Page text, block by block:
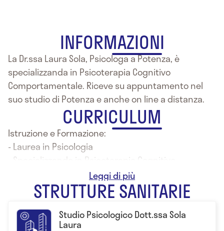
INFORMAZIONI
La Dr.ssa Laura Sola, Psicologa a Potenza, è
specializzanda in Psicoterapia Cognitivo
Comportamentale. Riceve su appuntamento nel
suo studio di Potenza e anche on line a distanza.
CURRICULUM
Istruzione e Formazione:
- Laurea in Psicologia
- Specializzanda in Psicoterapia Cognitivo
STRUTTURE SANITARIE
Studio Psicologico Dott.ssa Sola
Laura